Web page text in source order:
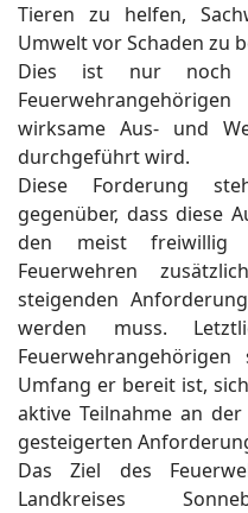
Tieren zu helfen,
Umwelt vor Schaden zu
Dies ist nur noch
wirksame Aus- und
durchgeführt wird.
Diese Forderung
gegenüber, dass diese
den meist freiwillig
Feuerwehren
steigenden
werden muss.
Umfang er bereit ist,
aktive Teilnahme an
gesteigerten
Das Ziel des
Landkreises